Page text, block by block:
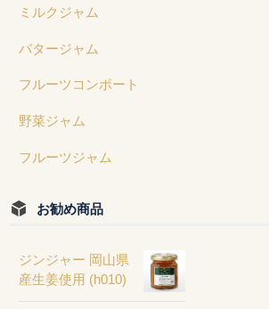
ミルクジャム
バタージャム
フルーツコンポート
野菜ジャム
フルーツジャム
お勧め商品
ジンジャー 岡山県
産生姜使用 (h010)